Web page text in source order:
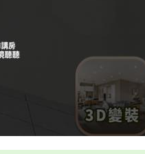
8.8分鐘 /585m
9.1
分鐘 / 605m
10.7分鐘 /717m
10.5